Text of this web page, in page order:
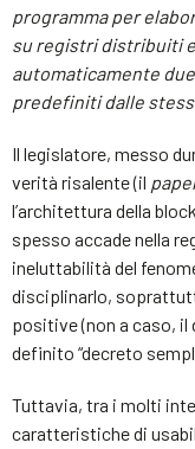
programma per
su registri distribuiti
automaticamente
predefiniti dalle
Il legislatore, messo
verità risalente (il
l’architettura della
spesso accade nella
ineluttabilità del
disciplinarlo,
positive (non a caso,
definito “decreto
Tuttavia, tra i molti
caratteristiche di